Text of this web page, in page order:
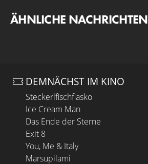
ÄHNLICHE NACHRICHTEN
DEMNÄCHST IM KINO
Steckerlfischfiasko
Ice Cream Man
Das Ende der Sterne
Exit 8
You, Me & Italy
Marsupilami